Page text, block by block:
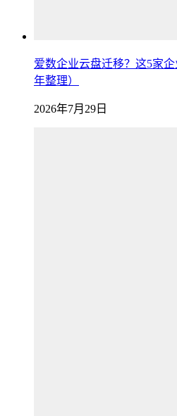
爱数企业云盘迁移？这5家
年整理）
2026年7月29日